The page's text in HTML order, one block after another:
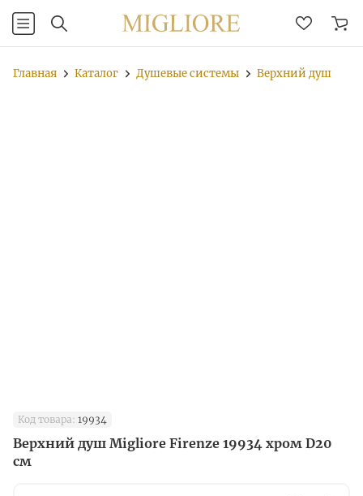
Главная Каталог Душевые системы Верхний душ
Код товара: 19934
Верхний душ Migliore Firenze 19934 хром D20
см